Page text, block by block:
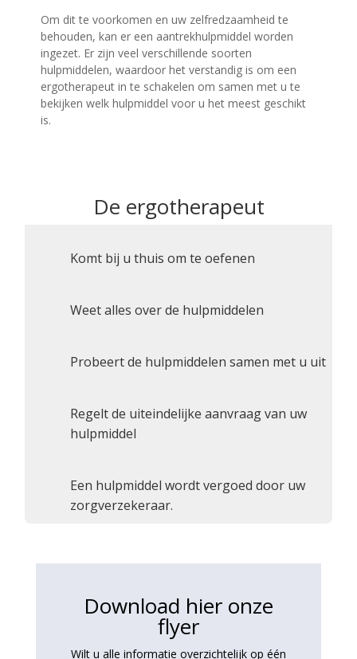
Om dit te voorkomen en uw zelfredzaamheid te
behouden, kan er een aantrekhulpmiddel worden
ingezet. Er zijn veel verschillende soorten
hulpmiddelen, waardoor het verstandig is om een
ergotherapeut in te schakelen om samen met u te
bekijken welk hulpmiddel voor u het meest geschikt
is.
De ergotherapeut
Komt bij u thuis om te oefenen
Weet alles over de hulpmiddelen
Probeert de hulpmiddelen samen met u uit
Regelt de uiteindelijke aanvraag van uw
hulpmiddel
Een hulpmiddel wordt vergoed door uw
zorgverzekeraar.
Download hier onze
flyer
Wilt u alle informatie overzichtelijk op één